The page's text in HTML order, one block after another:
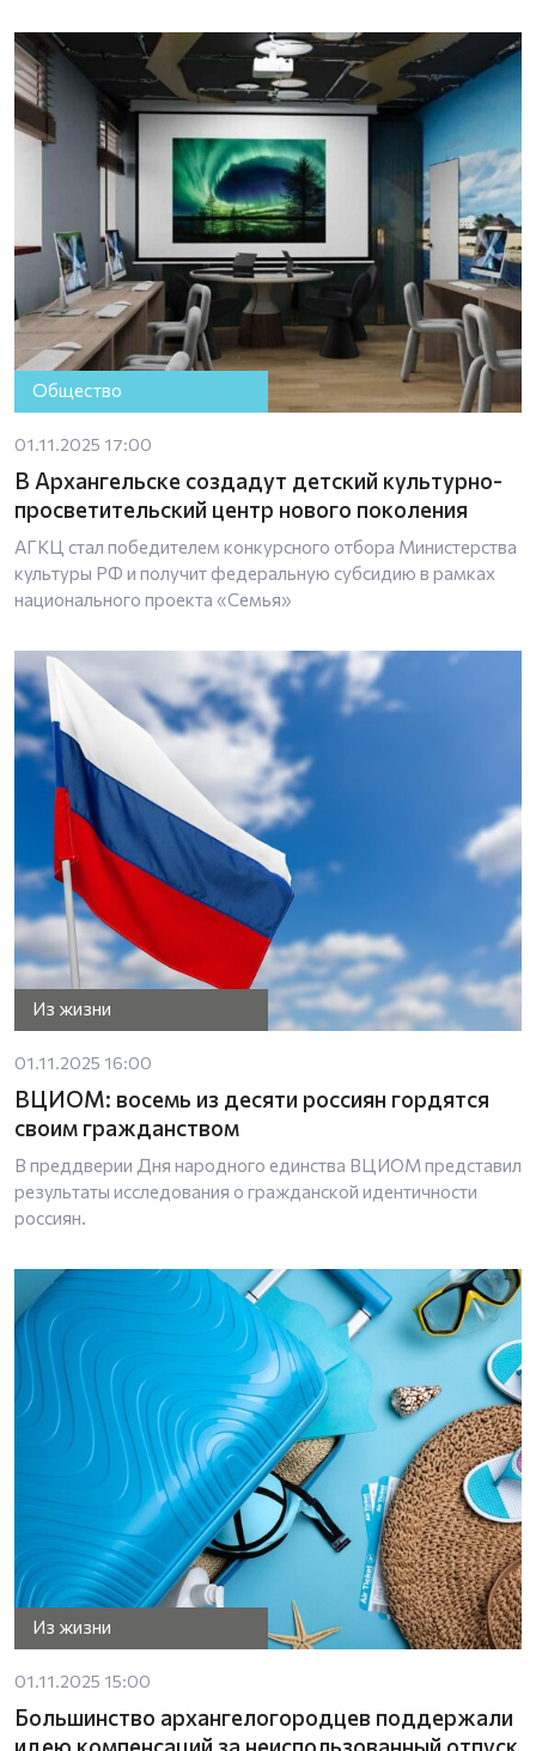
Общество
01.11.2025 17:00
В Архангельске создадут детский культурно-
просветительский центр нового поколения
АГКЦ стал победителем конкурсного отбора Министерства
культуры РФ и получит федеральную субсидию в рамках
национального проекта «Семья»
Из жизни
01.11.2025 16:00
ВЦИОМ: восемь из десяти россиян гордятся
своим гражданством
В преддверии Дня народного единства ВЦИОМ представил
результаты исследования о гражданской идентичности
россиян.
Из жизни
01.11.2025 15:00
Большинство архангелогородцев поддержали
идею компенсаций за неиспользованный отпуск